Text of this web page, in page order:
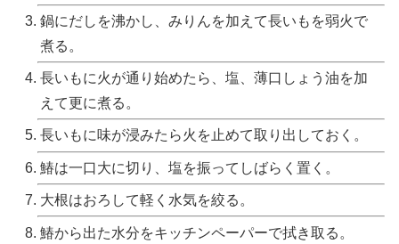
鍋にだしを沸かし、みりんを加えて長いもを弱火で
煮る。
長いもに火が通り始めたら、塩、薄口しょう油を加
えて更に煮る。
長いもに味が浸みたら火を止めて取り出しておく。
鰆は一口大に切り、塩を振ってしばらく置く。
大根はおろして軽く水気を絞る。
鰆から出た水分をキッチンペーパーで拭き取る。